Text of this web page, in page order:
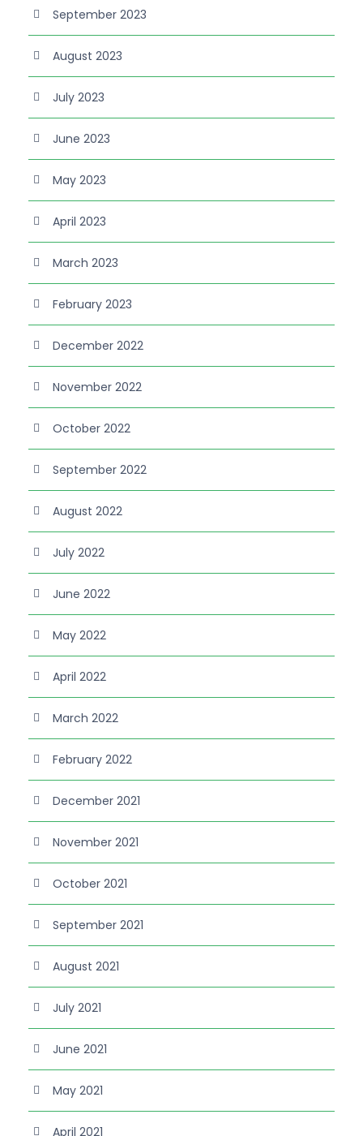
September 2023
August 2023
July 2023
June 2023
May 2023
April 2023
March 2023
February 2023
December 2022
November 2022
October 2022
September 2022
August 2022
July 2022
June 2022
May 2022
April 2022
March 2022
February 2022
December 2021
November 2021
October 2021
September 2021
August 2021
July 2021
June 2021
May 2021
April 2021